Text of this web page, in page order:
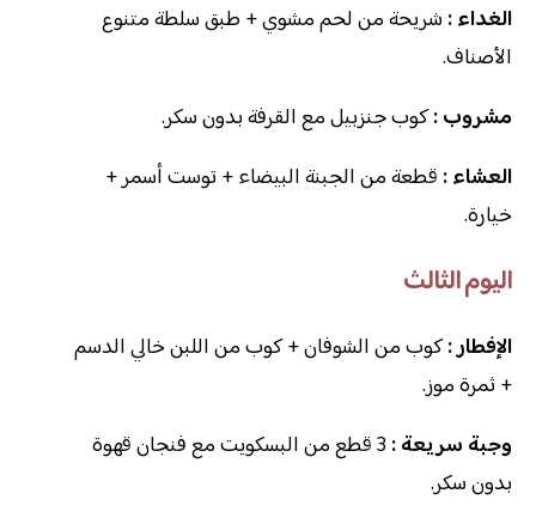
الغداء : شريحة من لحم مشوي + طبق سلطة متنوع
الأصناف.
مشروب :كوب جنزبيل مع القرفة بدون سكر.
العشاء : قطعة من الجبنة البيضاء + توست أسمر +
خيارة.
اليوم الثالث
الإفطار :كوب من الشوفان + كوب من اللبن خالي الدسم
+ ثمرة موز.
وجبة سريعة : 3 قطع من البسكويت مع فنجان قهوة
بدون سكر.